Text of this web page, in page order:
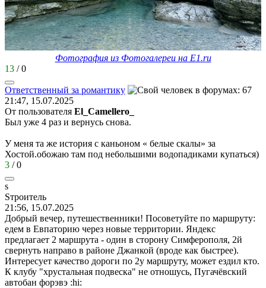
Фотография из Фотогалереи на E1.ru
13 /0
Ответственный за романтику
21:47, 15.07.2025
От пользователя El_Camellero_
Был уже 4 раз и вернусь снова.
У меня та же история с каньоном « белые скалы» за
Хостой.обожаю там под небольшими водопадиками купаться)
3 /0
s
Sтроитель
21:56, 15.07.2025
Добрый вечер, путешественники! Посоветуйте по маршруту:
едем в Евпаторию через новые территории. Яндекс
предлагает 2 маршрута - один в сторону Симферополя, 2й
свернуть направо в районе Джанкой (вроде как быстрее).
Интересует качество дороги по 2у маршруту, может ездил кто.
К клубу "хрустальная подвеска" не отношусь, Пугачёвский
автобан форэвэ :hi: